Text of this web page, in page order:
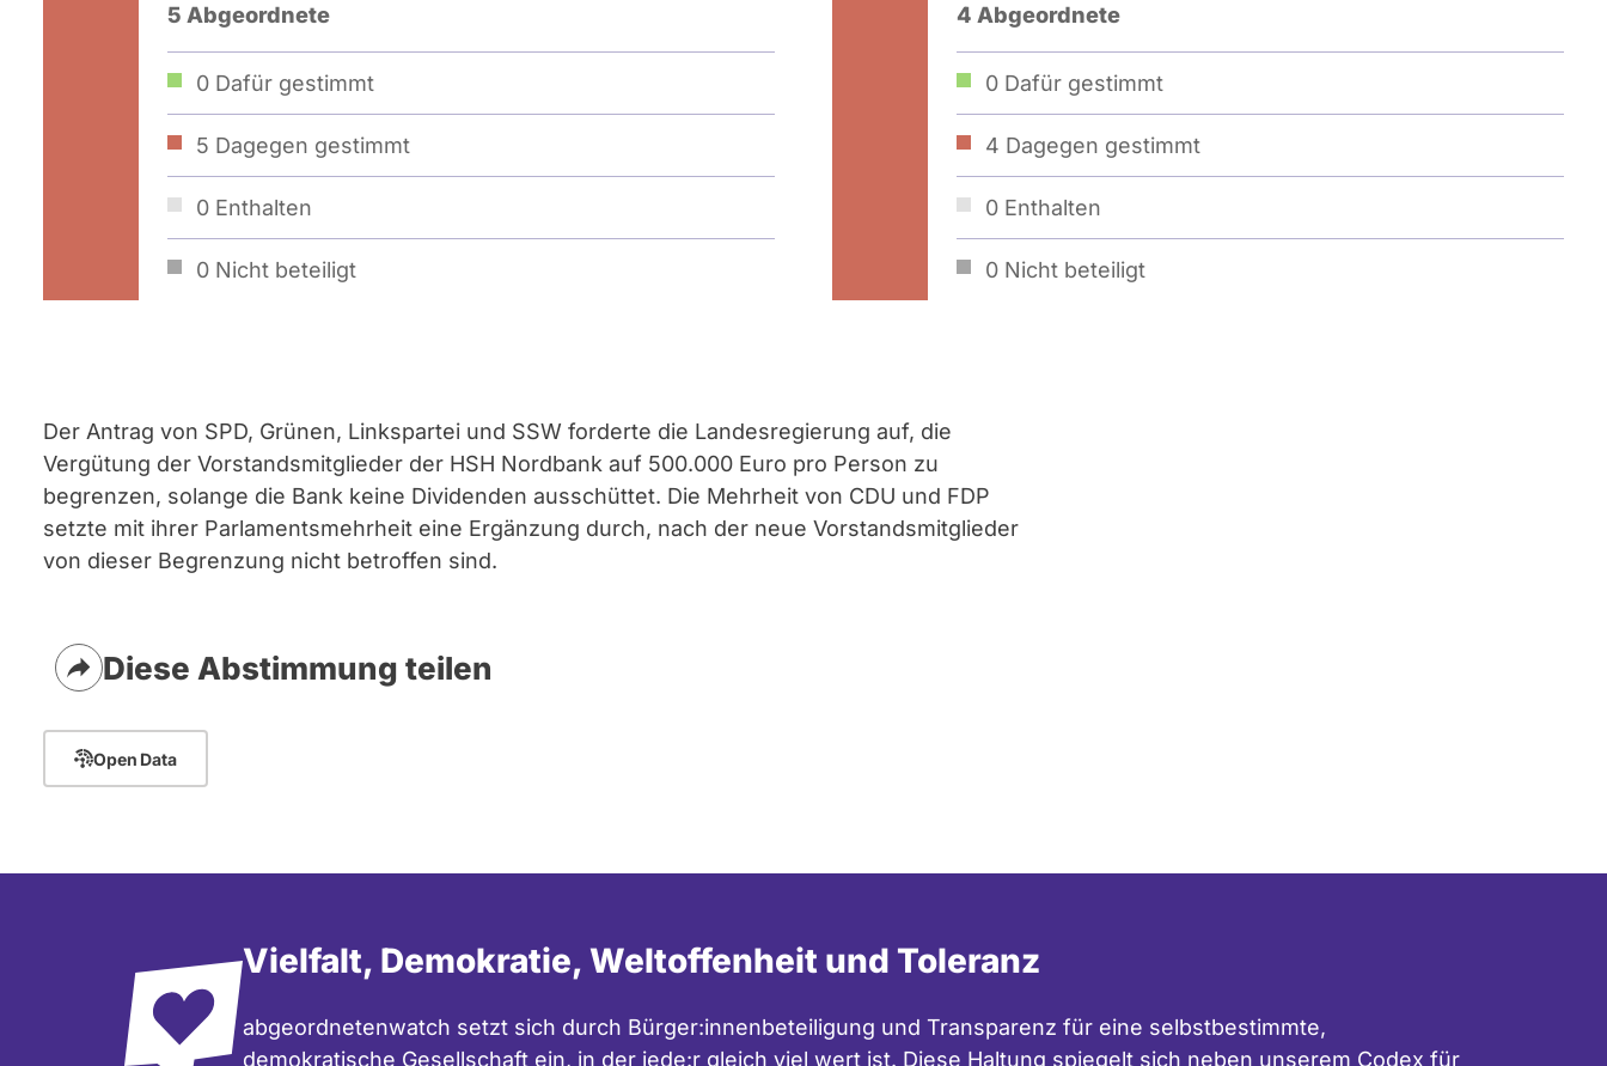
5 Abgeordnete
0 Dafür gestimmt
5 Dagegen gestimmt
0 Enthalten
0 Nicht beteiligt
4 Abgeordnete
0 Dafür gestimmt
4 Dagegen gestimmt
0 Enthalten
0 Nicht beteiligt
Der Antrag von SPD, Grünen, Linkspartei und SSW forderte die Landesregierung auf, die
Vergütung der Vorstandsmitglieder der HSH Nordbank auf 500.000 Euro pro Person zu
begrenzen, solange die Bank keine Dividenden ausschüttet. Die Mehrheit von CDU und FDP
setzte mit ihrer Parlamentsmehrheit eine Ergänzung durch, nach der neue Vorstandsmitglieder
von dieser Begrenzung nicht betroffen sind.
Diese Abstimmung teilen
Open Data
Vielfalt, Demokratie, Weltoffenheit und Toleranz
abgeordnetenwatch setzt sich durch Bürger:innenbeteiligung und Transparenz für eine selbstbestimmte,
demokratische Gesellschaft ein, in der jede:r gleich viel wert ist. Diese Haltung spiegelt sich neben unserem Codex für